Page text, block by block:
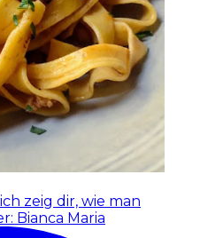
zeig dir, wie man
Bianca Maria